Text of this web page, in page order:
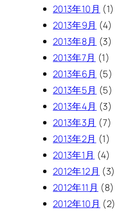
2013年10月 (1)
2013年9月 (4)
2013年8月 (3)
2013年7月 (1)
2013年6月 (5)
2013年5月 (5)
2013年4月 (3)
2013年3月 (7)
2013年2月 (1)
2013年1月 (4)
2012年12月 (3)
2012年11月 (8)
2012年10月 (2)